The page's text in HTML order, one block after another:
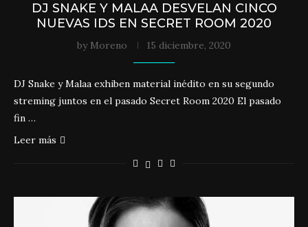
DJ SNAKE Y MALAA DESVELAN CINCO
NUEVAS IDS EN SECRET ROOM 2020
by Moreno 15 diciembre, 2020
DJ Snake y Malaa exhiben material inédito en su segundo
streming juntos en el pasado Secret Room 2020 El pasado
fin …
Leer más